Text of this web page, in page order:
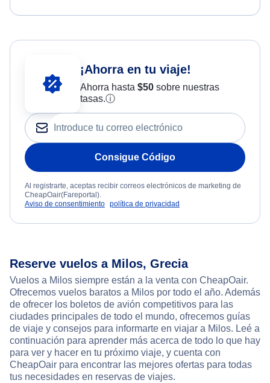
¡Ahorra en tu viaje!
Ahorra hasta $50sobre nuestras
tasas.ⓘ
Consigue Código
Al registrarte, aceptas recibir correos electrónicos de marketing de
CheapOair(Fareportal).
Aviso de consentimiento política de privacidad
Reserve vuelos a Milos, Grecia
Vuelos a Milos siempre están a la venta con CheapOair.
Ofrecemos vuelos baratos a Milos por todo el año. Además
de ofrecer los boletos de avión competitivos para las
ciudades principales de todo el mundo, ofrecemos guías
de viaje y consejos para informarte en viajar a Milos. Leé a
continuación para aprender más acerca de todo lo que hay
para ver y hacer en tu próximo viaje, y cuenta con
CheapOair para encontrar las mejores ofertas para todas
tus necesidades en reservas de viajes.